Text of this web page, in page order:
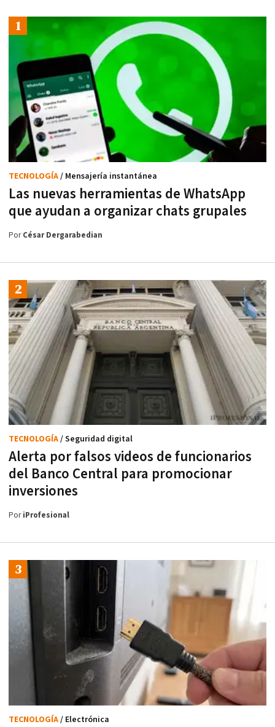
Las nuevas herramientas de WhatsApp
que ayudan a organizar chats grupales
TECNOLOGÍA/ Mensajería instantánea
PorCésar Dergarabedian
Alerta por falsos videos de funcionarios
del Banco Central para promocionar
inversiones
TECNOLOGÍA/ Seguridad digital
PoriProfesional
TECNOLOGÍA/ Electrónica